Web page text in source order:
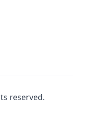
reserved.